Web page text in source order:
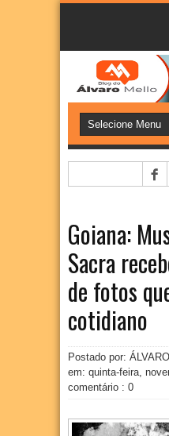
Goiana:
Sacra
de fotos
cotidiano
Postado por:
em: quinta-feira,
comentário : 0